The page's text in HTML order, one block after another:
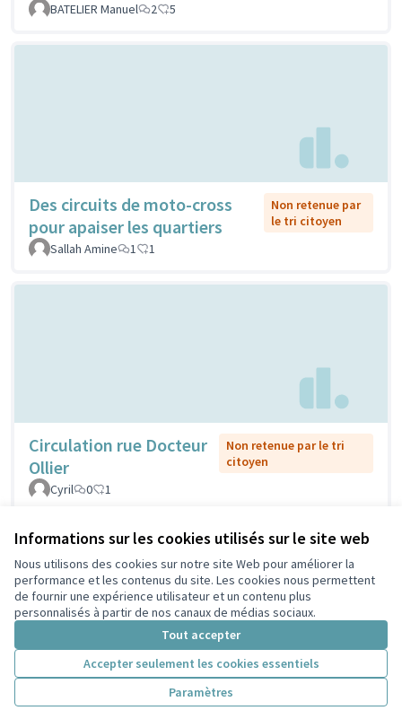
Informations sur les cookies utilisés sur le site web
Nous utilisons des cookies sur notre site Web pour améliorer la
performance et les contenus du site. Les cookies nous permettent
de fournir une expérience utilisateur et un contenu plus
personnalisés à partir de nos canaux de médias sociaux.
Tout accepter
Accepter seulement les cookies essentiels
Paramètres
BATELIER Manuel
2 5
Des circuits de moto-cross
pour apaiser les quartiers
Non retenue par
le tri citoyen
Sallah Amine
1 1
Circulation rue Docteur
Ollier
Non retenue par le tri
citoyen
Cyril
0 1
Installation de jeux pour
handicapés